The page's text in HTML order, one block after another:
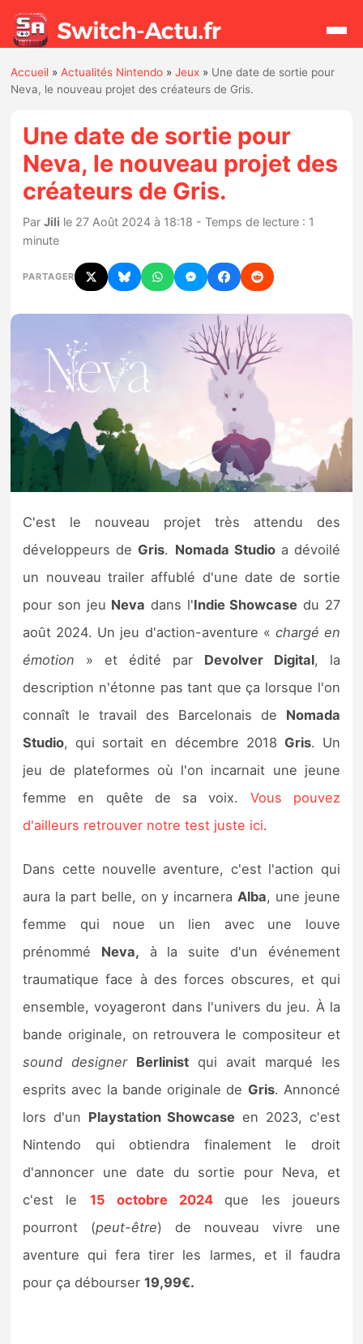
Rechercher
Actualités
Jeux
Hardware
Mises à jour
Chiffres de ventes
Rumeurs
Nintendo Direct
Tests et previews
Tests de jeux
Tests d’accessoires
Previews
Précommandes
Précommandes jeux Switch 2
Sorties de jeux
Bons plans
Accueil »Actualités Nintendo »Jeux » Une date de sortie pour
Neva, le nouveau projet des créateurs de Gris.
Une date de sortie pour
Neva, le nouveau projet des
créateurs de Gris.
ParJili le 27 Août 2024 à 18:18 - Temps de lecture : 1
minute
PARTAGER
C'est le nouveau projet très attendu des
développeurs de Gris. Nomada Studioa dévoilé
un nouveau trailer affublé d'une date de sortie
pour son jeu Neva dans l'Indie Showcase du 27
août 2024. Un jeu d'action-aventure « chargé en
émotion » et édité par Devolver Digital, la
description n'étonne pas tant que ça lorsque l'on
connaît le travail des Barcelonais de Nomada
Studio, qui sortait en décembre 2018 Gris. Un
jeu de plateformes où l'on incarnait une jeune
femme en quête de sa voix. Vous pouvez
d'ailleurs retrouver notre test juste ici.
Dans cette nouvelle aventure, c'est l'action qui
aura la part belle, on y incarneraAlba, une jeune
femme qui noue un lien avec une louve
prénommé Neva, à la suite d'un événement
traumatique face à des forces obscures, et qui
ensemble, voyageront dans l'univers du jeu. À la
bande originale, on retrouvera le compositeur et
sound designer Berlinist qui avait marqué les
esprits avec la bande originale de Gris. Annoncé
lors d'un Playstation Showcase en 2023, c'est
Nintendo qui obtiendra finalement le droit
d'annoncer une date du sortie pour Neva, et
c'est le 15 octobre 2024que les joueurs
pourront (peut-être) de nouveau vivre une
aventure qui fera tirer les larmes, et il faudra
pour ça débourser19,99€.